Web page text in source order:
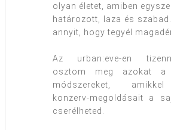
olyan életet, amiben
határozott, laza és
annyit, hogy tegyél
Az urban:eve-en
osztom meg azokat a
módszereket,
konzerv-megoldásait a
cserélheted.